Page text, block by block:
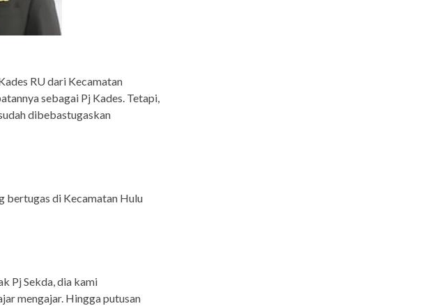
RU dari Kecamatan
sebagai Pj Kades. Tetapi,
dibebastugaskan
bertugas di Kecamatan Hulu
Pj Sekda, dia kami
mengajar. Hingga putusan